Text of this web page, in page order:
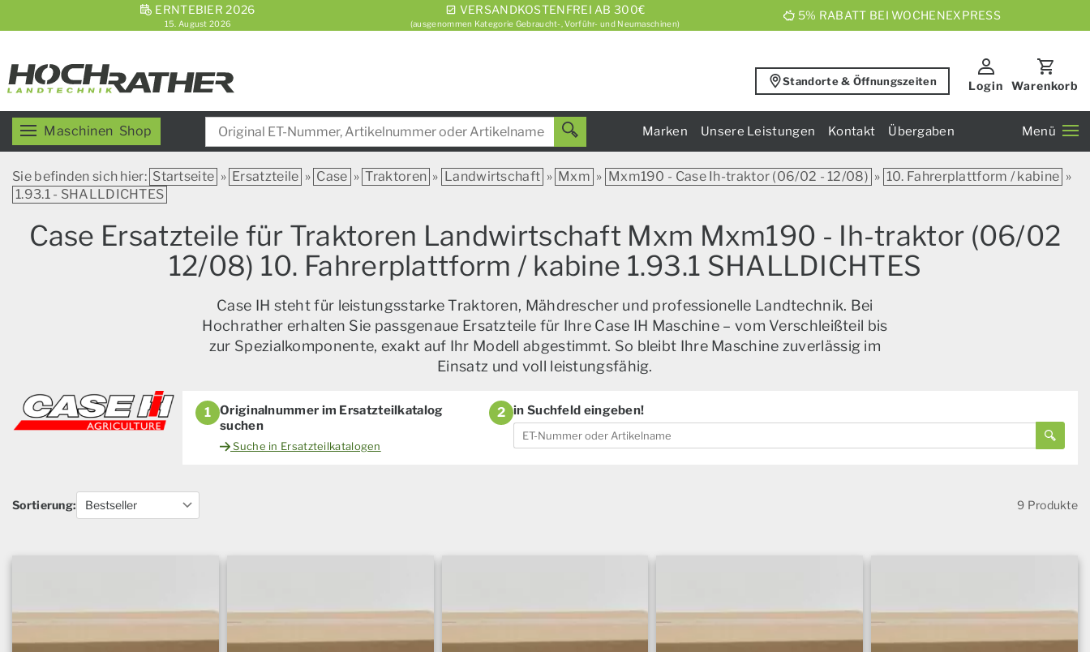
ERNTEBIER 2026
15. August 2026
VERSANDKOSTENFREI AB 300€
(ausgenommen Kategorie Gebraucht-, Vorführ- und Neumaschinen)
5% RABATT BEI WOCHENEXPRESS
Standorte & Öffnungszeiten Login Warenkorb
Maschinen Shop Marken Unsere Leistungen Kontakt Übergaben Menü
Sie befinden sich hier: Startseite » Ersatzteile » Case » Traktoren » Landwirtschaft » Mxm » Mxm190 - Case Ih-traktor (06/02 - 12/08) » 10. Fahrerplattform / kabine »
1.93.1 - SHALLDICHTES
Case Ersatzteile für Traktoren Landwirtschaft Mxm Mxm190 - Ih-traktor (06/02
12/08) 10. Fahrerplattform / kabine 1.93.1 SHALLDICHTES
Case IH steht für leistungsstarke Traktoren, Mähdrescher und professionelle Landtechnik. Bei
Hochrather erhalten Sie passgenaue Ersatzteile für Ihre Case IH Maschine – vom Verschleißteil bis
zur Spezialkomponente, exakt auf Ihr Modell abgestimmt. So bleibt Ihre Maschine zuverlässig im
Einsatz und voll leistungsfähig.
1
Originalnummer im Ersatzteilkatalog
suchen
Suche in Ersatzteilkatalogen
2 in Suchfeld eingeben!
Sortierung: 9 Produkte